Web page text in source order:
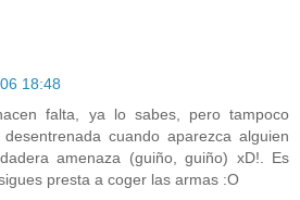
18:48
falta, ya lo sabes, pero tampoco
cuando aparezca alguien
amenaza (guiño, guiño) xD!. Es
presta a coger las armas :O